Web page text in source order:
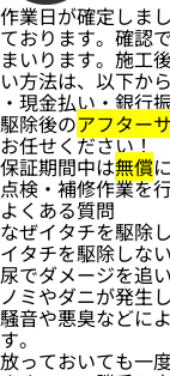
作業日が確定しま
ております。確認
まいります。施工
い方法は、以下か
・現金払い・銀行
駆除後のアフター
お任せください！
保証期間中は無償
点検・補修作業を
よくある質問
なぜイタチを駆除
イタチを駆除しな
尿でダメージを追
ノミやダニが発生
騒音や悪臭などに
す。
放っておいても一